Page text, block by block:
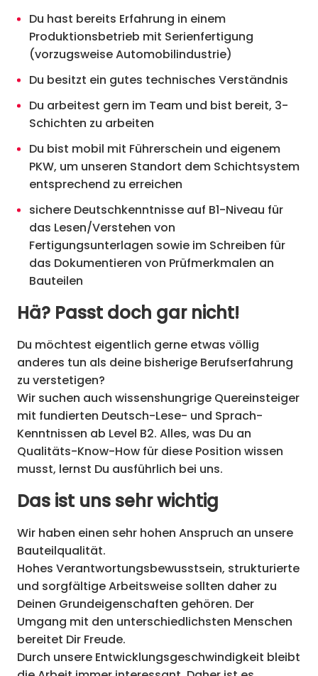
Du hast bereits Erfahrung in einem
Produktionsbetrieb mit Serienfertigung
(vorzugsweise Automobilindustrie)
Du besitzt ein gutes technisches Verständnis
Du arbeitest gern im Team und bist bereit, 3-
Schichten zu arbeiten
Du bist mobil mit Führerschein und eigenem
PKW, um unseren Standort dem Schichtsystem
entsprechend zu erreichen
sichere Deutschkenntnisse auf B1-Niveau für
das Lesen/Verstehen von
Fertigungsunterlagen sowie im Schreiben für
das Dokumentieren von Prüfmerkmalen an
Bauteilen
Hä? Passt doch gar nicht!
Du möchtest eigentlich gerne etwas völlig
anderes tun als deine bisherige Berufserfahrung
zu verstetigen?
Wir suchen auch wissenshungrige Quereinsteiger
mit fundierten Deutsch-Lese- und Sprach-
Kenntnissen ab Level B2. Alles, was Du an
Qualitäts-Know-How für diese Position wissen
musst, lernst Du ausführlich bei uns.
Das ist uns sehr wichtig
Wir haben einen sehr hohen Anspruch an unsere
Bauteilqualität.
Hohes Verantwortungsbewusstsein, strukturierte
und sorgfältige Arbeitsweise sollten daher zu
Deinen Grundeigenschaften gehören. Der
Umgang mit den unterschiedlichsten Menschen
bereitet Dir Freude.
Durch unsere Entwicklungsgeschwindigkeit bleibt